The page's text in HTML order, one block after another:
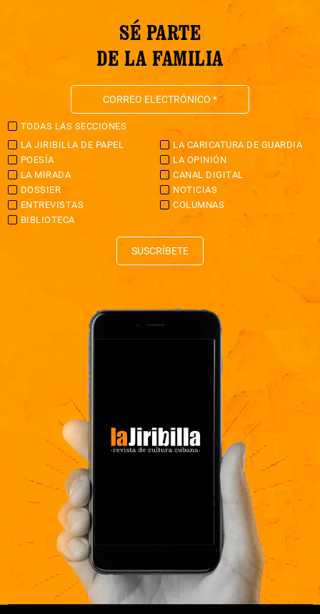
SÉ PARTE
DE LA FAMILIA
TODAS LAS SECCIONES
LA JIRIBILLA DE PAPEL
LA CARICATURA DE GUARDIA
POESÍA
LA OPINIÓN
LA MIRADA
CANAL DIGITAL
DOSSIER
NOTICIAS
ENTREVISTAS
COLUMNAS
BIBLIOTECA
SUSCRÍBETE